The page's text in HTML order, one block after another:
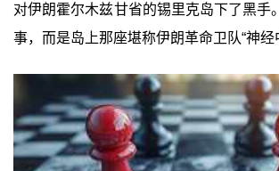
对伊朗霍尔木兹甘省的锡里克岛下了黑手
事，而是岛上那座堪称伊朗革命卫队“神经